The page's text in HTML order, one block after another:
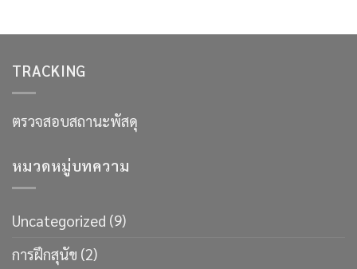
TRACKING
ตรวจสอบสถานะพัสดุ
หมวดหมู่บทความ
Uncategorized (9)
การฝึกสุนัข (2)